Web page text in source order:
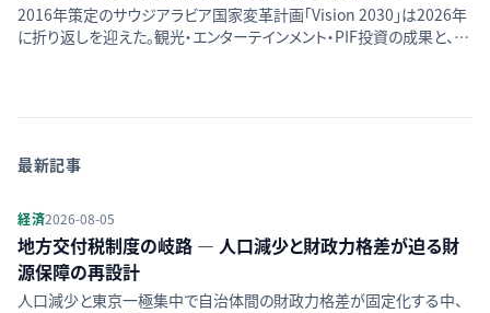
2016年策定のサウジアラビア国家変革計画「Vision 2030」は2026年
に折り返しを迎えた。観光・エンターテインメント・PIF投資の成果と、再
最新記事
経済2026-08-05
地方交付税制度の岐路 — 人口減少と財政力格差が迫る財
源保障の再設計
人口減少と東京一極集中で自治体間の財政力格差が固定化する中、